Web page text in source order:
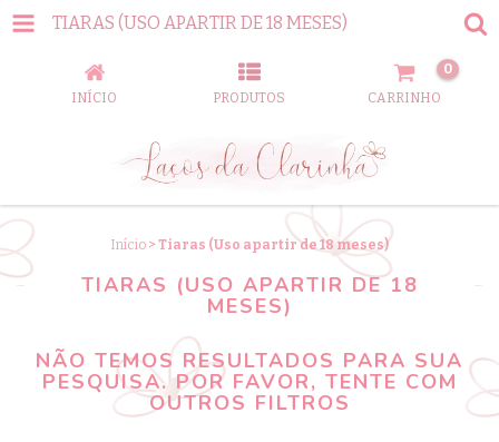
TIARAS (USO APARTIR DE 18 MESES)
INÍCIO PRODUTOS CARRINHO
0
Início > Tiaras (Uso apartir de 18 meses)
TIARAS (USO APARTIR DE 18
MESES)
NÃO TEMOS RESULTADOS PARA SUA
PESQUISA. POR FAVOR, TENTE COM
OUTROS FILTROS